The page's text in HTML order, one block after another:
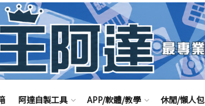
阿達自製工具 APP/軟體/教學 休閒/懶人包